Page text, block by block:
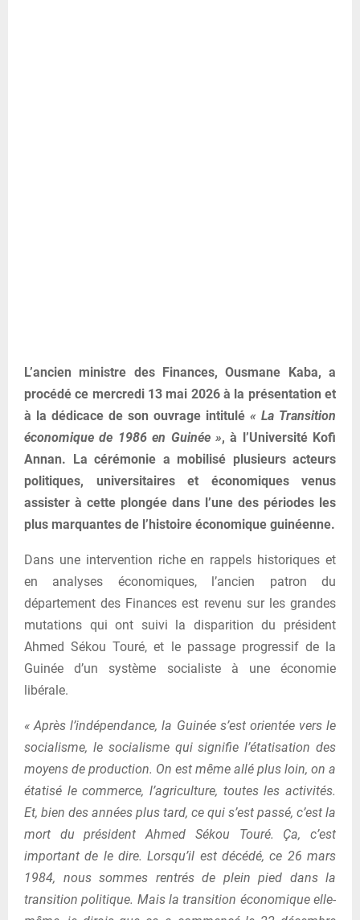
L’ancien ministre des Finances, Ousmane Kaba, a
procédé ce mercredi 13 mai 2026 à la présentation et
à la dédicace de son ouvrage intitulé « La Transition
économique de 1986 en Guinée », à l’Université Kofi
Annan. La cérémonie a mobilisé plusieurs acteurs
politiques, universitaires et économiques venus
assister à cette plongée dans l’une des périodes les
plus marquantes de l’histoire économique guinéenne.
Dans une intervention riche en rappels historiques et
en analyses économiques, l’ancien patron du
département des Finances est revenu sur les grandes
mutations qui ont suivi la disparition du président
Ahmed Sékou Touré, et le passage progressif de la
Guinée d’un système socialiste à une économie
libérale.
« Après l’indépendance, la Guinée s’est orientée vers le
socialisme, le socialisme qui signifie l’étatisation des
moyens de production. On est même allé plus loin, on a
étatisé le commerce, l’agriculture, toutes les activités.
Et, bien des années plus tard, ce qui s’est passé, c’est la
mort du président Ahmed Sékou Touré. Ça, c’est
important de le dire. Lorsqu’il est décédé, ce 26 mars
1984, nous sommes rentrés de plein pied dans la
transition politique. Mais la transition économique elle-